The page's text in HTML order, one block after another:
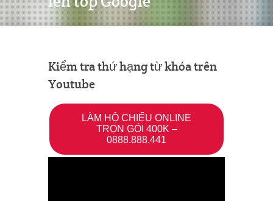
Kiểm tra thứ hạng từ khóa trên
Youtube
LÀM HỘ CHIẾU ONLINE
TRỌN GÓI 400K –
0888.888.441